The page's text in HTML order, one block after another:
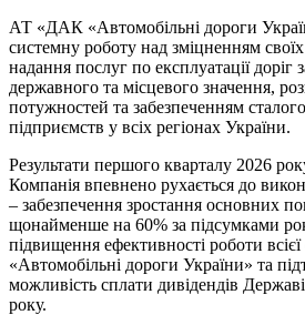
АТ «ДАК «Автомобільні дороги
системну роботу над зміцненням
надання послуг по експлуатації доріг
державного та місцевого значення,
потужностей та забезпеченням
підприємств у всіх регіонах України.
Результати першого кварталу 2026
Компанія впевнено рухається до
– забезпечення зростання основних
щонайменше на 60% за підсумками
підвищення ефективності роботи
«Автомобільні дороги України» та
можливість сплати дивідендів
року.